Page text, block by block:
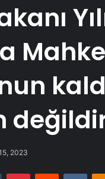
2023
Tumblr PinterestReddit